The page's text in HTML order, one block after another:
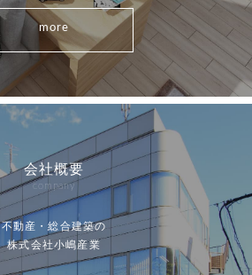
more
会社概要
company
不動産・総合建築の
株式会社小嶋産業